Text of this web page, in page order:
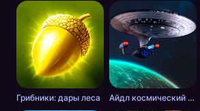
Грибники: дары леса Айдл космический добытчик